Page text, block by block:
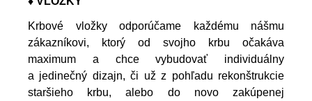
Krbové vložky odporúčame každému nášmu
zákazníkovi, ktorý od svojho krbu očakáva
maximum a chce vybudovať individuálny
a jedinečný dizajn, či už z pohľadu rekonštrukcie
staršieho krbu, alebo do novo zakúpenej